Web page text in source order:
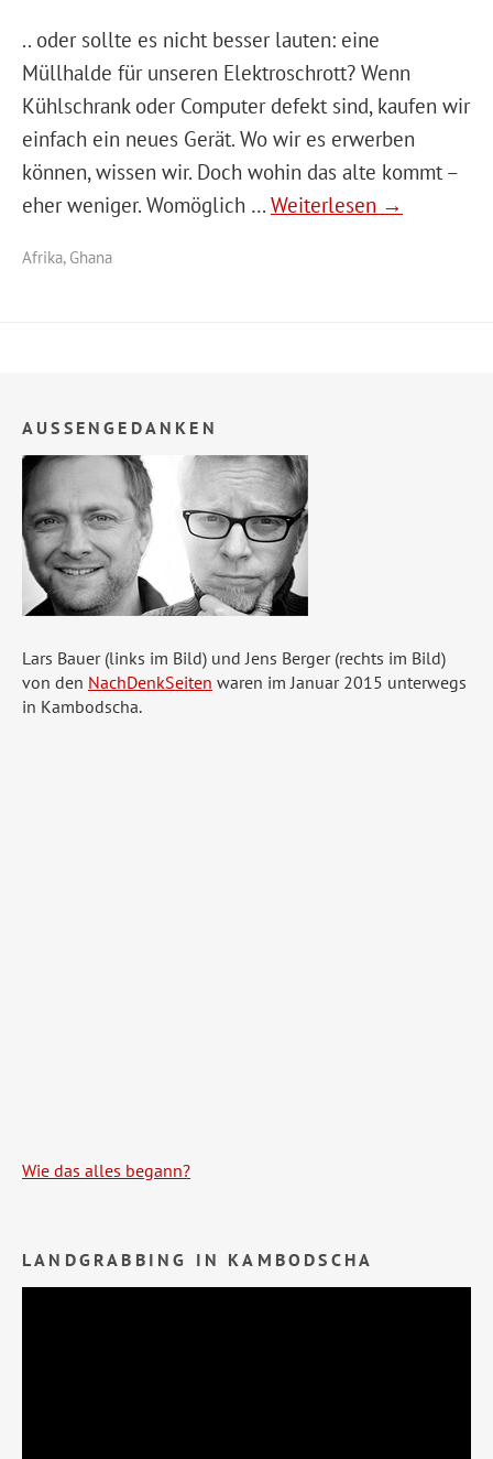
.. oder sollte es nicht besser lauten: eine
Müllhalde für unseren Elektroschrott? Wenn
Kühlschrank oder Computer defekt sind, kaufen wir
einfach ein neues Gerät. Wo wir es erwerben
können, wissen wir. Doch wohin das alte kommt –
eher weniger. Womöglich … Weiterlesen →
Afrika, Ghana
AUSSENGEDANKEN
Lars Bauer (links im Bild) und Jens Berger (rechts im Bild)
von den NachDenkSeiten waren im Januar 2015 unterwegs
in Kambodscha.
Wie das alles begann?
LANDGRABBING IN KAMBODSCHA